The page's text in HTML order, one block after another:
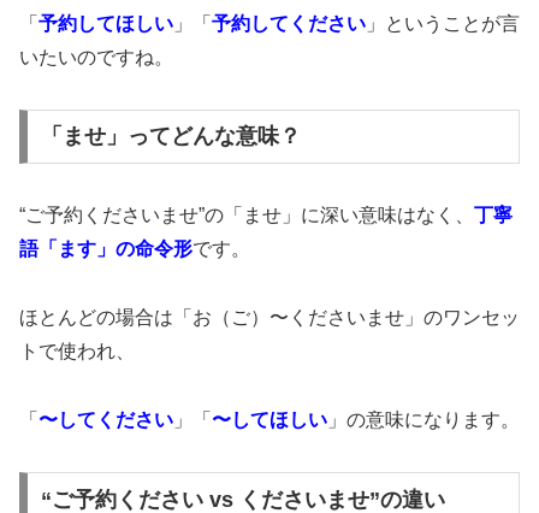
「 予約してほしい 」「 予約してください 」ということが言
いたいのですね。
「ませ」ってどんな意味？
“ご予約くださいませ”の「ませ」に深い意味はなく、 丁寧
語「ます」の命令形です。
ほとんどの場合は「お（ご）〜くださいませ」のワンセッ
トで使われ、
「 〜してください 」「 〜してほしい 」の意味になります。
“ご予約ください vs くださいませ”の違い